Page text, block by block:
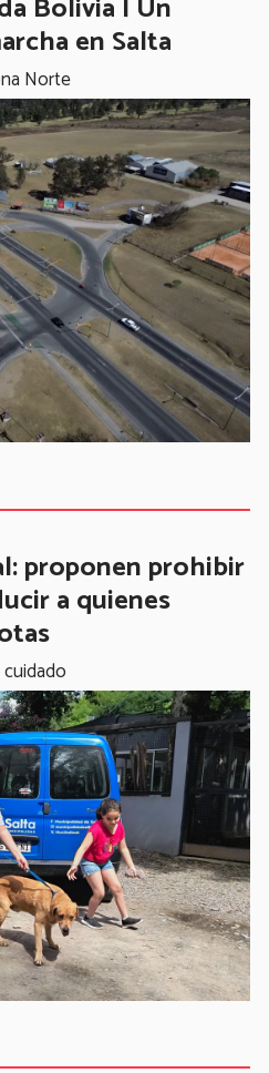
Bolivia | Un
en Salta
Norte
proponen prohibir
a quienes